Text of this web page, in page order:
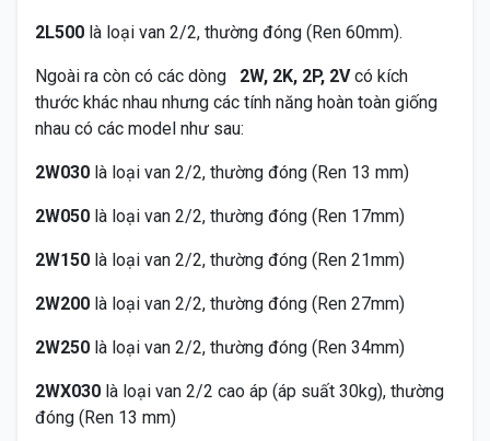
2L500 là loại van 2/2, thường đóng (Ren 60mm).
Ngoài ra còn có các dòng 2W, 2K, 2P, 2Vcó kích
thước khác nhau nhưng các tính năng hoàn toàn giống
nhau có các model như sau:
2W030 là loại van 2/2, thường đóng (Ren 13 mm)
2W050 là loại van 2/2, thường đóng (Ren 17mm)
2W150 là loại van 2/2, thường đóng (Ren 21mm)
2W200 là loại van 2/2, thường đóng (Ren 27mm)
2W250 là loại van 2/2, thường đóng (Ren 34mm)
2WX030 là loại van 2/2 cao áp (áp suất 30kg), thường
đóng (Ren 13 mm)